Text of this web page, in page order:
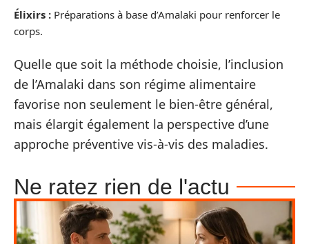
Élixirs : Préparations à base d’Amalaki pour renforcer le
corps.
Quelle que soit la méthode choisie, l’inclusion
de l’Amalaki dans son régime alimentaire
favorise non seulement le bien-être général,
mais élargit également la perspective d’une
approche préventive vis-à-vis des maladies.
Ne ratez rien de l'actu